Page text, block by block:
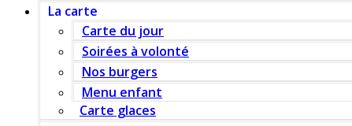
La carte
Carte du jour
Soirées à volonté
Nos burgers
Menu enfant
Carte glaces